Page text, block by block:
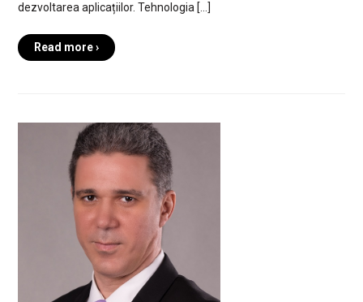
dezvoltarea aplicațiilor. Tehnologia […]
Read more ›